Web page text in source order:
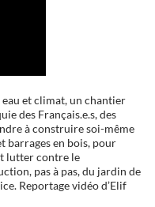
et climat, un chantier
des Français.e.s, des
à construire soi-même
barrages en bois, pour
lutter contre le
pas à pas, du jardin de
Reportage vidéo d’Elif